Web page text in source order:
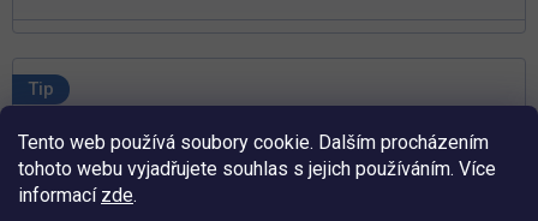
Tento web používá soubory cookie. Dalším procházením
tohoto webu vyjadřujete souhlas s jejich používáním. Více
informací zde.
Tip